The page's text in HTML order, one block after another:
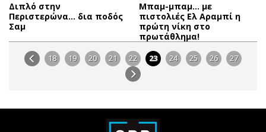
Διπλό στην
Περιστερώνα… δια ποδός
Σαμ
Μπαμ-μπαμ… με
πιστολιές Ελ Αραμπί η
πρώτη νίκη στο
πρωτάθλημα!
18 19 20 21 22 23 24 25 26 27